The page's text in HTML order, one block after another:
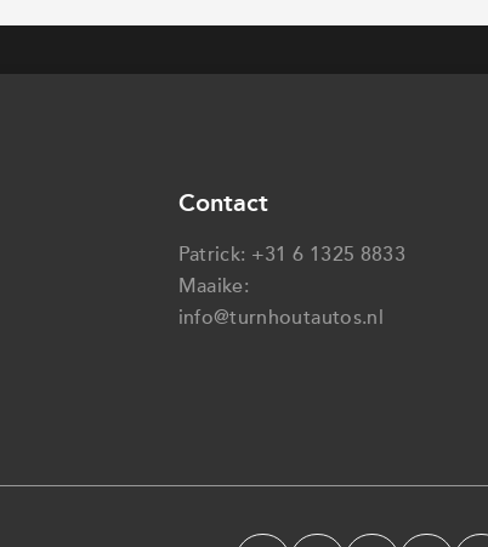
Contact
Patrick: +31 6 1325 8833
Maaike:
info@turnhoutautos.nl